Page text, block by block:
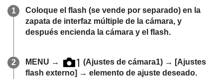
Coloque el flash (se vende por separado) en la
zapata de interfaz múltiple de la cámara, y
después encienda la cámara y el flash.
MENU → (Ajustes de cámara1) → [Ajustes
flash externo] → elemento de ajuste deseado.